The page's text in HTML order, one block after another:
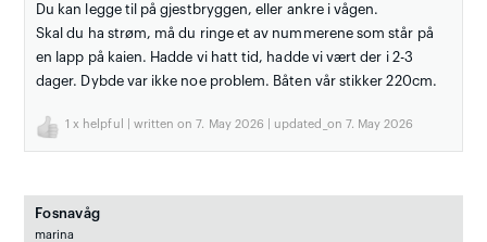
Du kan legge til på gjestbryggen, eller ankre i vågen.
Skal du ha strøm, må du ringe et av nummerene som står på
en lapp på kaien. Hadde vi hatt tid, hadde vi vært der i 2-3
dager. Dybde var ikke noe problem. Båten vår stikker 220cm.
1 x helpful | written on 7. May 2026 | updated_on 7. May 2026
Fosnavåg
marina